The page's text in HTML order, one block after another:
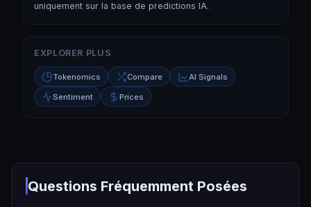
uniquement sur la base de predictions IA.
EXPLORER PLUS
Tokenomics Compare AI Signals
Sentiment Prices
Questions Fréquemment Posées